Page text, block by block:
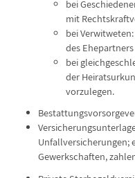
bei
mit
bei
des Ehepartners
bei
der
vorzulegen.
Unfallversicherungen;
Gewerkschaften,